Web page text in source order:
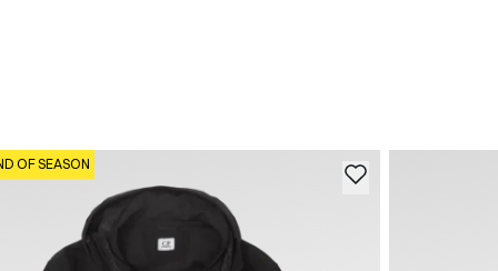
OF SEASON